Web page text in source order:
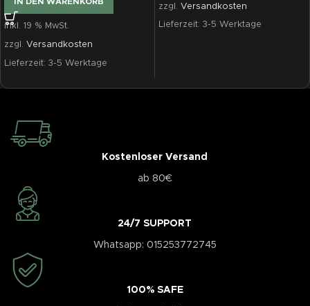
inkl. 19 % MwSt.
zzgl. Versandkosten
Lieferzeit: 3-5 Werktage
zzgl. Versandkosten
Lieferzeit: 3-5 Werktage
Kostenloser Versand
ab 80€
24/7 SUPPORT
Whatsapp: 015253772745
100% SAFE